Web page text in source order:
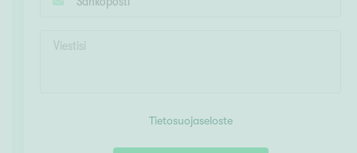
Tietosuojaseloste